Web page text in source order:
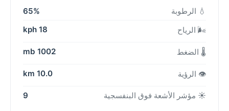
💧 الرطوبة
65%
🌬️ الرياح
18 kph
🌡️ الضغط 1002 mb
👁️ الرؤية 10.0 km
☀️ مؤشر الأشعة فوق البنفسجية 9